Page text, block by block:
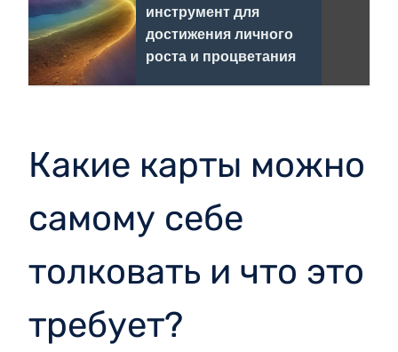
инструмент для
достижения личного
роста и процветания
Какие карты можно
самому себе
толковать и что это
требует?